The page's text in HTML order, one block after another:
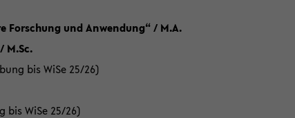
Forschung und Anwendung“ / M.A.
M.Sc.
bis WiSe 25/26)
bis WiSe 25/26)